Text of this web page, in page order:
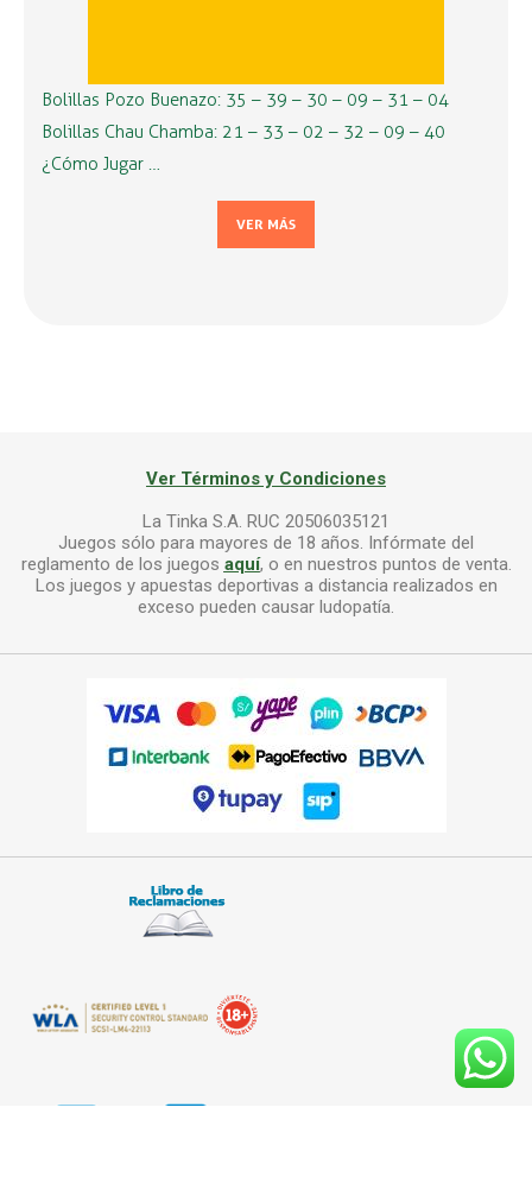
Bolillas Pozo Buenazo: 35 – 39 – 30 – 09 – 31 – 04
Bolillas Chau Chamba: 21 – 33 – 02 – 32 – 09 – 40
¿Cómo Jugar …
VER MÁS
Ver Términos y Condiciones
La Tinka S.A. RUC 20506035121
Juegos sólo para mayores de 18 años. Infórmate del
reglamento de los juegos aquí, o en nuestros puntos de venta.
Los juegos y apuestas deportivas a distancia realizados en
exceso pueden causar ludopatía.